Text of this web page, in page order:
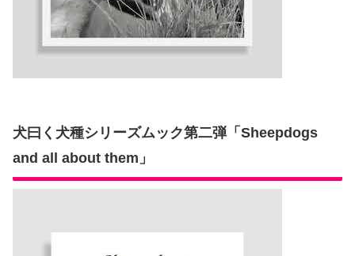
犬曰く犬種シリーズムック第二弾「Sheepdogs
and all about them」